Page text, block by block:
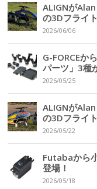
ALIGNが
の3Dフライ
2026/06/06
G-FORCEか
パーツ」3種
2026/05/25
ALIGNが
の3Dフライ
2026/05/22
Futabaから
登場！
2026/05/18